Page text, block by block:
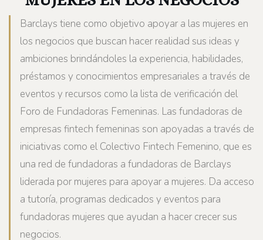
Barclays tiene como objetivo apoyar a las mujeres en
los negocios que buscan hacer realidad sus ideas y
ambiciones brindándoles la experiencia, habilidades,
préstamos y conocimientos empresariales a través de
eventos y recursos como la lista de verificación del
Foro de Fundadoras Femeninas. Las fundadoras de
empresas fintech femeninas son apoyadas a través de
iniciativas como el Colectivo Fintech Femenino, que es
una red de fundadoras a fundadoras de Barclays
liderada por mujeres para apoyar a mujeres. Da acceso
a tutoría, programas dedicados y eventos para
fundadoras mujeres que ayudan a hacer crecer sus
negocios.